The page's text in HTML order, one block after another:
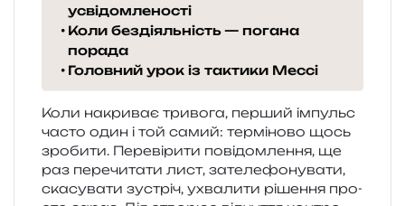
усвідомленості
Коли бездіяльність — погана
порада
Головний урок із тактики Мессі
Коли накри­ває три­во­га, пер­ший імпульс
часто один і той самий: тер­мі­но­во щось
зро­би­ти. Перевірити пові­дом­ле­н­ня, ще
раз пере­чи­та­ти лист, зате­ле­фо­ну­ва­ти,
ска­су­ва­ти зустріч, ухва­ли­ти ріше­н­ня про­